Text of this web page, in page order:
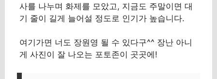
사를 나누며 화제를 모았고, 지금도 주말이면 대
기 줄이 길게 늘어설 정도로 인기가 높습니다.
여기가면 너도 장원영 될 수 있다구^^ 장난 아니
게 사진이 잘 나오는 포토존이 곳곳에!